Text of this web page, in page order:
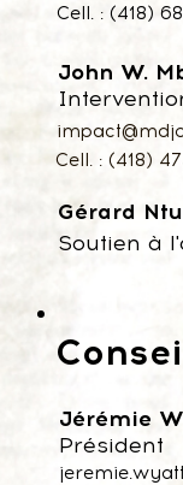
Cell. : (418)
John W.
Cell. : (418)
Gérard
Soutien à
Jérémie
Président